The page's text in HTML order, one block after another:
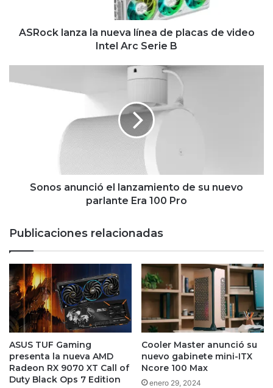
IntelASRock lanza la nueva línea de placas de video
Intel Arc Serie B
el
Sonos anunció el lanzamiento de su nuevo
parlante Era 100 Pro
Publicaciones relacionadas
ASUS TUF Gaming
presenta la nueva AMD
Radeon RX 9070 XT Call of
Duty Black Ops 7 Edition
Cooler Master anunció su
nuevo gabinete mini-ITX
Ncore 100 Max
enero 29, 2024